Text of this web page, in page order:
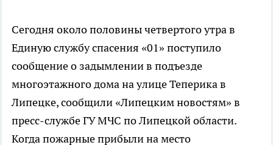
Сегодня около половины четвертого утра в
Единую службу спасения «01» поступило
сообщение о задымлении в подъезде
многоэтажного дома на улице Теперика в
Липецке, сообщили «Липецким новостям» в
пресс-службе ГУ МЧС по Липецкой области.
Когда пожарные прибыли на место